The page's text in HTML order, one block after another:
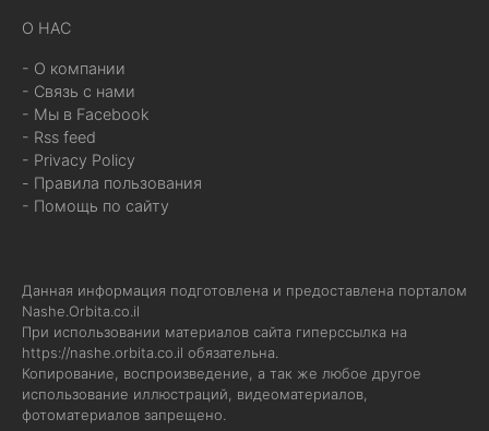
О НАС
- О компании
- Связь с нами
- Мы в Facebook
- Rss feed
- Privacy Policy
- Правила пользования
- Помощь по сайту
Данная информация подготовлена и предоставлена порталом
Nashe.Orbita.co.il
При использовании материалов сайта гиперссылка на
https://nashe.orbita.co.il обязательна.
Копирование, воспроизведение, а так же любое другое
использование иллюстраций, видеоматериалов,
фотоматериалов запрещено.